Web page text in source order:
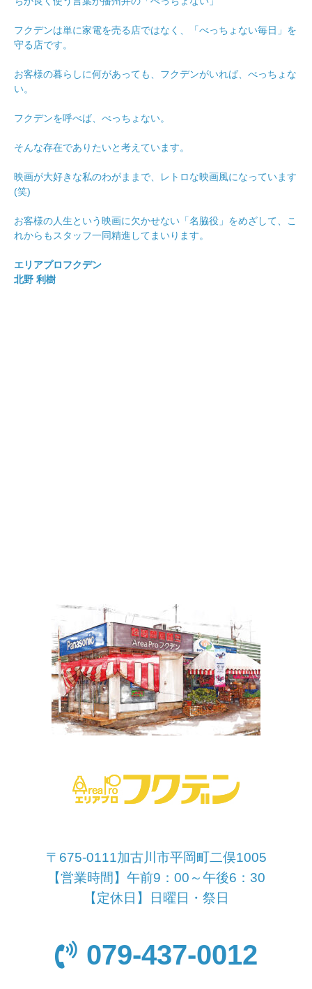
フクデンは単に家電を売る店ではなく、「べっちょない毎日」を
守る店です。
お客様の暮らしに何があっても、フクデンがいれば、べっちょな
い。
フクデンを呼べば、べっちょない。
そんな存在でありたいと考えています。
映画が大好きな私のわがままで、レトロな映画風になっています
(笑)
お客様の人生という映画に欠かせない「名脇役」をめざして、こ
れからもスタッフ一同精進してまいります。
エリアプロフクデン
北野 利樹
〒675-0111加古川市平岡町二俣1005
【営業時間】午前9：00～午後6：30
【定休日】日曜日・祭日
079-437-0012